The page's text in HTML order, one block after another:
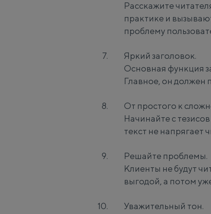
Расскажите
практике и
проблему
Яркий заголовок.
Основная функция
Главное, он должен
От простого к
Начинайте с
текст не напрягает
Решайте проблемы.
Клиенты не будут
выгодой, а потом
Уважительный тон.